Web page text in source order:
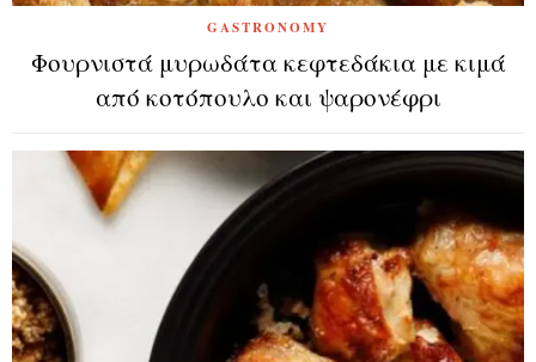
GASTRONOMY
Φουρνιστά μυρωδάτα κεφτεδάκια με κιμά
από κοτόπουλο και ψαρονέφρι